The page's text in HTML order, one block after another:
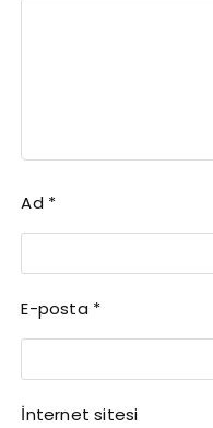
Ad *
E-posta *
İnternet sitesi